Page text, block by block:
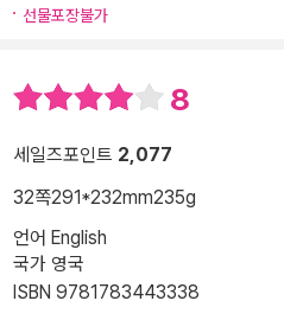
선물포장불가
8
세일즈포인트 2,077
32쪽291*232mm235g
언어 English
국가 영국
ISBN 9781783443338